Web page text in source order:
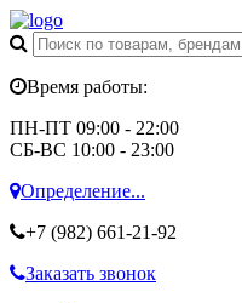
Время работы:
ПН-ПТ 09:00 - 22:00
СБ-ВС 10:00 - 23:00
Определение...
+7 (982) 661-21-92
Заказать звонок